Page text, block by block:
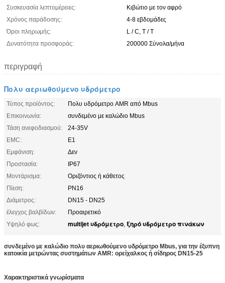
Συσκευασία λεπτομέρειες:
Κιβώτιο με τον αφρό
Χρόνος παράδοσης:
4-8 εβδομάδες
Όροι πληρωμής:
L / C, T / T
Δυνατότητα προσφοράς:
200000 Σύνολα/μήνα
περιγραφή
Πολυ αεριωθούμενο υδρόμετρο
Τύπος προϊόντος:
Πολυ υδρόμετρο AMR από Mbus
Επικοινωνία:
συνδεμένο με καλώδιο Mbus
Τάση ανεφοδιασμού:
24-35V
EMC:
E1
Εμφάνιση:
Δεν
Προστασία:
IP67
Μοντάρισμα:
Οριζόντιος ή κάθετος
Πίεση:
PN16
Διάμετρος:
DN15 - DN25
έλεγχος βαλβίδων:
Προαιρετικό
Υψηλό φως:
multijet υδρόμετρο, ξηρό υδρόμετρο πινάκων
συνδεμένο με καλώδιο πολυ αεριωθούμενο υδρόμετρο Mbus, για την έξυπνη
κατοικία μετρώντας συστημάτων AMR: ορείχαλκος ή σίδηρος DN15-25
Χαρακτηριστικά γνωρίσματα